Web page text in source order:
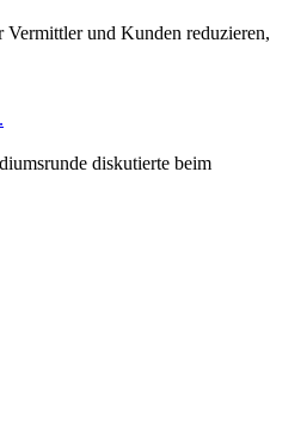
und Kunden reduzieren,
diskutierte beim